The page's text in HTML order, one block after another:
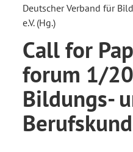
Deutscher Verband für
e.V. (Hg.)
Call for
forum 1/
Bildungs-